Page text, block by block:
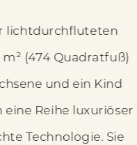
lichtdurchfluteten
(474 Quadratfuß)
und ein Kind
Reihe luxuriöser
Technologie. Sie